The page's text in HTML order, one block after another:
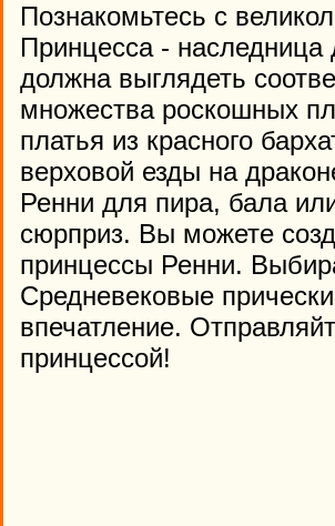
Познакомьтесь с
Принцесса - наследница
должна выглядеть
множества роскошных
платья из красного
верховой езды на
Ренни для пира, бала
сюрприз. Вы можете
принцессы Ренни.
Средневековые
впечатление.
принцессой!